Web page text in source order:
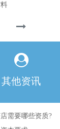
其他资讯
需要哪些资质?